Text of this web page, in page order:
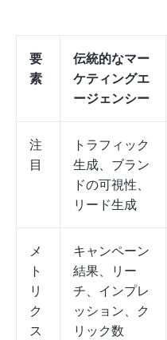
要
素
伝統的なマー
ケティングエ
ージェンシー
注
目
トラフィック
生成、ブラン
ドの可視性、
リード生成
メ
ト
リ
ク
ス
キャンペーン
結果、リー
チ、インプレ
ッション、ク
リック数